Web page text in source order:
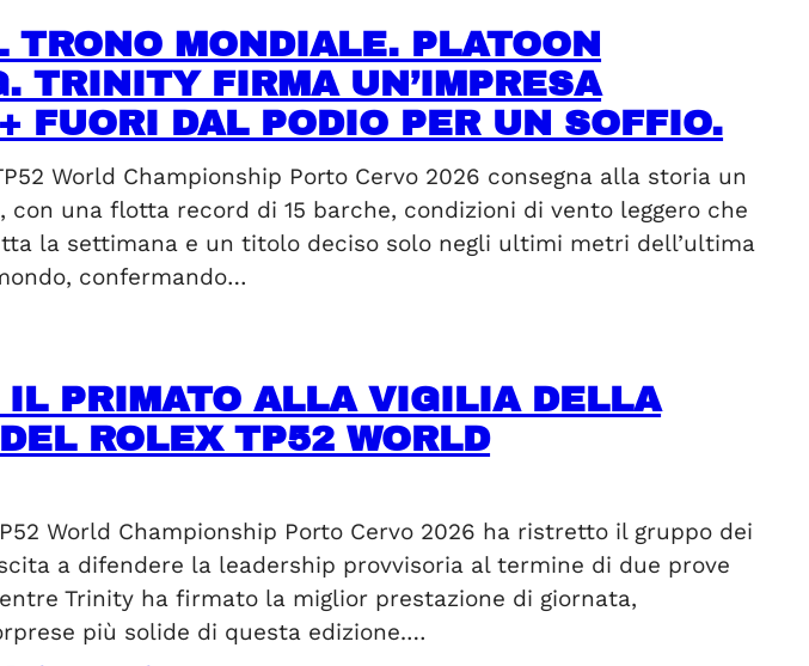
TRONO MONDIALE. PLATOON
TRINITY FIRMA UN’IMPRESA
FUORI DAL PODIO PER UN SOFFIO.
World Championship Porto Cervo 2026 consegna alla storia un
una flotta record di 15 barche, condizioni di vento leggero che
la settimana e un titolo deciso solo negli ultimi metri dell’ultima
confermando…
IL PRIMATO ALLA VIGILIA DELLA
ROLEX TP52 WORLD
World Championship Porto Cervo 2026 ha ristretto il gruppo dei
a difendere la leadership provvisoria al termine di due prove
Trinity ha firmato la miglior prestazione di giornata,
più solide di questa edizione.…